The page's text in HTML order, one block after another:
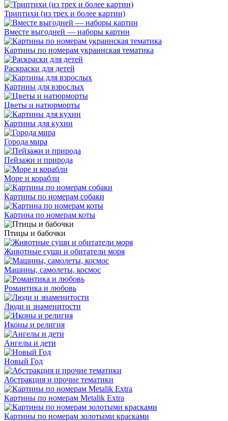
Триптихи (из трех и более картин)
Вместе выгодней — наборы картин
Картины по номерам украинская тематика
Раскраски для детей
Картины для взрослых
Цветы и натюрморты
Картины для кухни
Города мира
Пейзажи и природа
Море и корабли
Картины по номерам собаки
Картина по номерам коты
Птицы и бабочки
Животные суши и обитатели моря
Машины, самолеты, космос
Романтика и любовь
Люди и знаменитости
Иконы и религия
Ангелы и дети
Новый Год
Абстракция и прочие тематики
Картины по номерам Metalik Extra
Картины по номерам золотыми красками